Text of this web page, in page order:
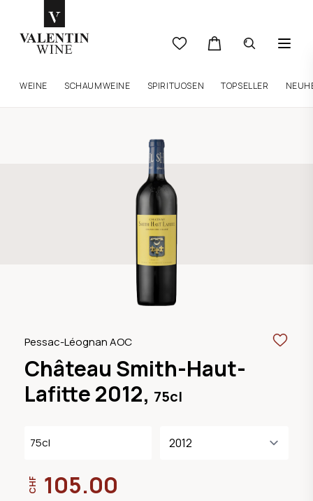
WEINE SCHAUMWEINE SPIRITUOSEN TOPSELLER
Pessac-Léognan AOC
Château Smith-Haut-
Lafitte 2012, 75cl
75cl
CHF 105.00